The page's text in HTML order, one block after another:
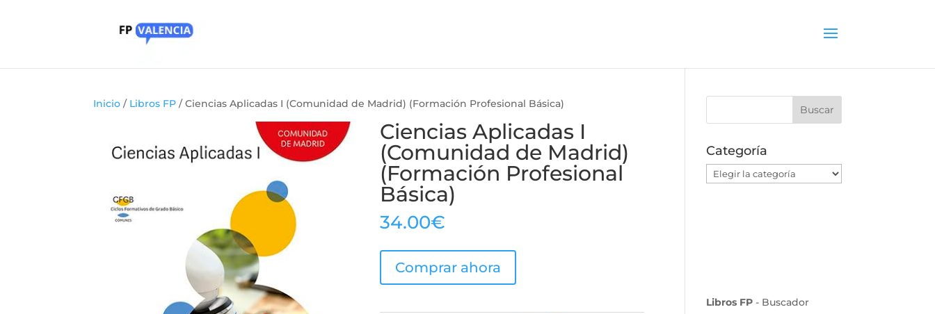
Inicio / Libros FP / Ciencias Aplicadas I (Comunidad de Madrid) (Formación Profesional Básica)
Ciencias Aplicadas I
(Comunidad de Madrid)
(Formación Profesional
Básica)
34.00€
Comprar ahora
Categoría
Categoría
Libros FP - Buscador